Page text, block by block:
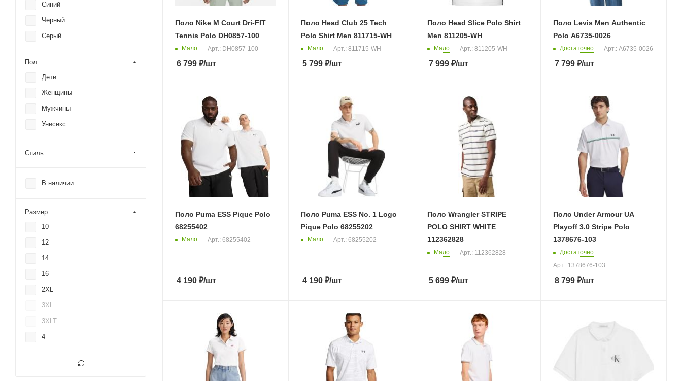
Поло Nike M Court Dri-FIT
Tennis Polo DH0857-100
Мало Арт.: DH0857-100
6 799 ₽/шт
Поло Head Club 25 Tech
Polo Shirt Men 811715-WH
Мало Арт.: 811715-WH
5 799 ₽/шт
Поло Head Slice Polo Shirt
Men 811205-WH
Мало Арт.: 811205-WH
7 999₽/шт
Поло Levis Men Authentic
Polo A6735-0026
Достаточно Арт.: A6735-0026
7 799₽/шт
Поло Puma ESS Pique Polo
68255402
Мало Арт.: 68255402
4 190 ₽/шт
Поло Puma ESS No. 1 Logo
Pique Polo 68255202
Мало Арт.: 68255202
4 190 ₽/шт
Поло Wrangler STRIPE
POLO SHIRT WHITE
112362828
Мало Арт.: 112362828
5 699₽/шт
Поло Under Armour UA
Playoff 3.0 Stripe Polo
1378676-103
Достаточно
Арт.: 1378676-103
8 799₽/шт
Синий
Черный
Серый
Зеленый
Оранжевый
Розовый
Пол
Дети
Женщины
Мужчины
Унисекс
Стиль
В наличии
Размер
10
12
14
16
2XL
3XL
3XLT
4